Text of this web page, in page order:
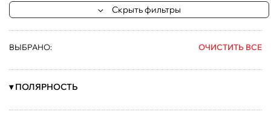
Скрыть фильтры
ВЫБРАНО: ОЧИСТИТЬ ВСЕ
▾ ПОЛЯРНОСТЬ